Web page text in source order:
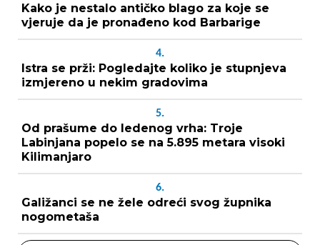
Kako je nestalo antičko blago za koje se
vjeruje da je pronađeno kod Barbarige
4.
Istra se prži: Pogledajte koliko je stupnjeva
izmjereno u nekim gradovima
5.
Od prašume do ledenog vrha: Troje
Labinjana popelo se na 5.895 metara visoki
Kilimanjaro
6.
Galižanci se ne žele odreći svog župnika
nogometaša